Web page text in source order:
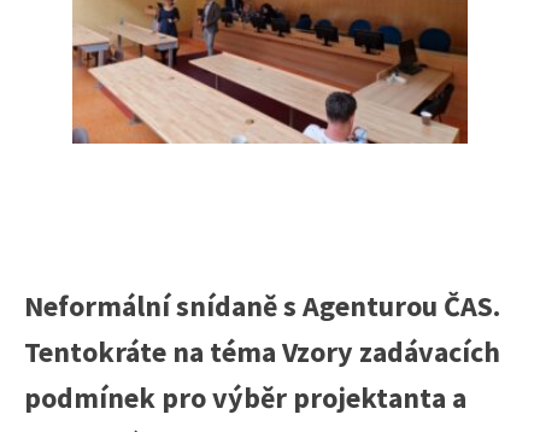
Neformální snídaně s Agenturou ČAS.
Tentokráte na téma Vzory zadávacích
podmínek pro výběr projektanta a